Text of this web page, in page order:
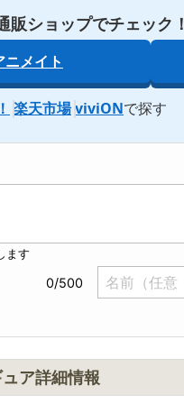
販ショップでチェック！
ニメイト
楽天市場 viviONで探す
ア詳細情報